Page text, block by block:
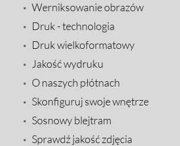
Werniksowanie obrazów
Druk - technologia
Druk wielkoformatowy
Jakość wydruku
O naszych płótnach
Skonfiguruj swoje wnętrze
Sosnowy blejtram
Sprawdź jakość zdjęcia